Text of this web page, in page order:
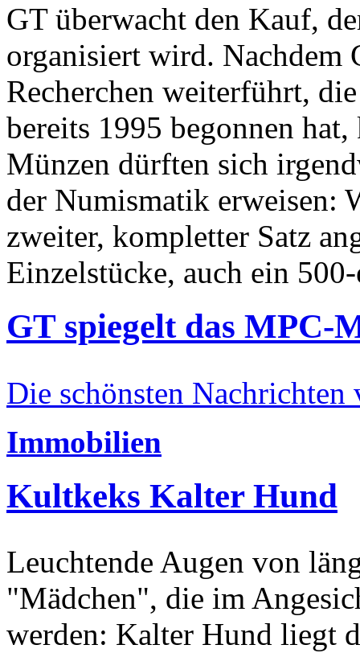
GT überwacht den Kauf,
organisiert wird. Nachdem
Recherchen weiterführt,
bereits 1995 begonnen
Münzen dürften sich
der Numismatik erweisen:
zweiter, kompletter Satz
Einzelstücke, auch ein
GT spiegelt das MPC-
Die schönsten Nachrichten
Immobilien
Kultkeks Kalter Hund
Leuchtende Augen von
"Mädchen", die im
werden: Kalter Hund liegt